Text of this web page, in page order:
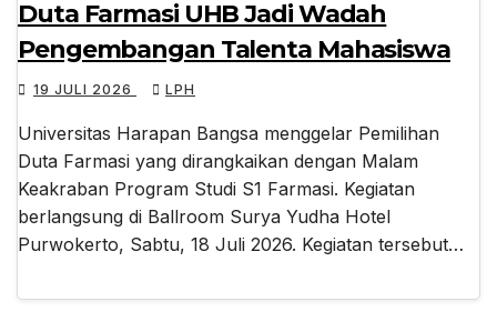
Duta Farmasi UHB Jadi Wadah
Pengembangan Talenta Mahasiswa
19 JULI 2026 LPH
Universitas Harapan Bangsa menggelar Pemilihan
Duta Farmasi yang dirangkaikan dengan Malam
Keakraban Program Studi S1 Farmasi. Kegiatan
berlangsung di Ballroom Surya Yudha Hotel
Purwokerto, Sabtu, 18 Juli 2026. Kegiatan tersebut…